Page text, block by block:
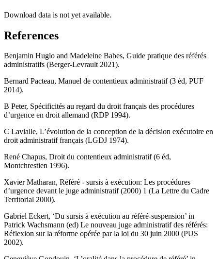
Download data is not yet available.
References
Benjamin Huglo and Madeleine Babes, Guide pratique des référés
administratifs (Berger-Levrault 2021).
Bernard Pacteau, Manuel de contentieux administratif (3 éd, PUF
2014).
B Peter, Spécificités au regard du droit français des procédures
d’urgence en droit allemand (RDP 1994).
C Lavialle, L’évolution de la conception de la décision exécutoire en
droit administratif français (LGDJ 1974).
René Chapus, Droit du contentieux administratif (6 éd,
Montchrestien 1996).
Xavier Matharan, Référé - sursis à exécution: Les procédures
d’urgence devant le juge administratif (2000) 1 (La Lettre du Cadre
Territorial 2000).
Gabriel Eckert, ‘Du sursis à exécution au référé-suspension’ in
Patrick Wachsmann (ed) Le nouveau juge administratif des référés:
Réflexion sur la réforme opérée par la loi du 30 juin 2000 (PUS
2002).